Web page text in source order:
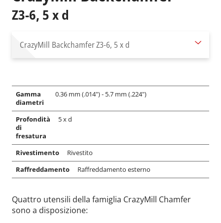
Z3-6, 5 x d
CrazyMill BackchamferZ3-6, 5 x d
Gamma
diametri
0.36 mm (.014") - 5.7 mm (.224")
Profondità
di
fresatura
5 x d
Rivestimento
Rivestito
Raffreddamento
Raffreddamento esterno
Quattro utensili della famiglia CrazyMill Chamfer
sono a disposizione: